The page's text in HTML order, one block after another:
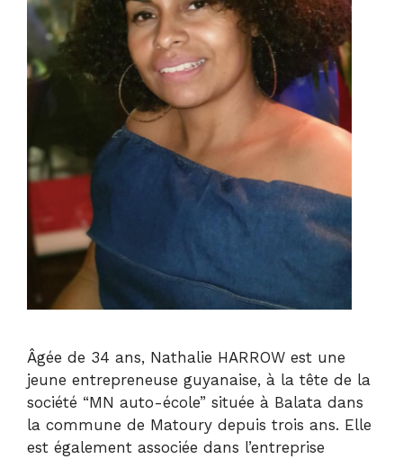
Âgée de 34 ans, Nathalie HARROW est une
jeune entrepreneuse guyanaise, à la tête de la
société “MN auto-école” située à Balata dans
la commune de Matoury depuis trois ans. Elle
est également associée dans l’entreprise